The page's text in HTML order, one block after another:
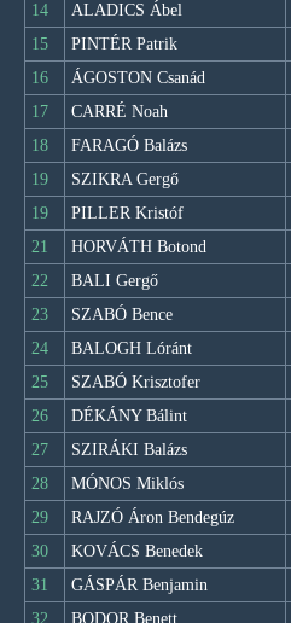
14
ALADICS Ábel
15
PINTÉR Patrik
16
ÁGOSTON Csanád
17
CARRÉ Noah
18
FARAGÓ Balázs
19
SZIKRA Gergő
19
PILLER Kristóf
21
HORVÁTH Botond
22
BALI Gergő
23
SZABÓ Bence
24
BALOGH Lóránt
25
SZABÓ Krisztofer
26
DÉKÁNY Bálint
27
SZIRÁKI Balázs
28
MÓNOS Miklós
29
RAJZÓ Áron Bendegúz
30
KOVÁCS Benedek
31
GÁSPÁR Benjamin
32
BODOR Benett